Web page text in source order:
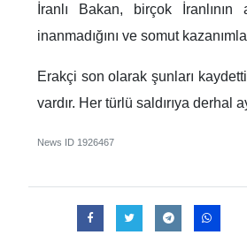
İranlı Bakan, birçok
inanmadığını ve somut
Erakçi son olarak şunları
vardır. Her türlü saldırıya derhal
News ID 1926467